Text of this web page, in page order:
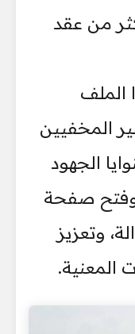
من عقد
الملف
المخفيين
الجهود
وفتح صفحة
وتعزيز
المعنية.